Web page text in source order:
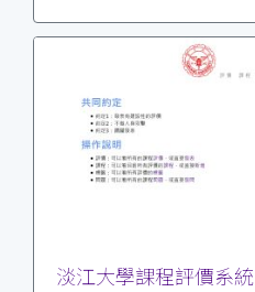
淡江大學課程評價系統